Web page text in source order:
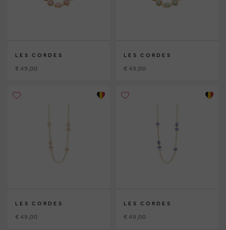
LES CORDES
€ 49,00
LES CORDES
€ 49,00
LES CORDES
€ 49,00
LES CORDES
€ 49,00